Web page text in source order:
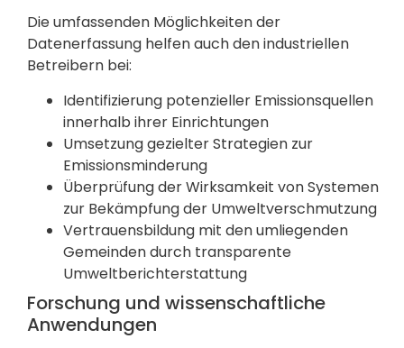
Die umfassenden Möglichkeiten der
Datenerfassung helfen auch den industriellen
Betreibern bei:
Identifizierung potenzieller Emissionsquellen
innerhalb ihrer Einrichtungen
Umsetzung gezielter Strategien zur
Emissionsminderung
Überprüfung der Wirksamkeit von Systemen
zur Bekämpfung der Umweltverschmutzung
Vertrauensbildung mit den umliegenden
Gemeinden durch transparente
Umweltberichterstattung
Forschung und wissenschaftliche
Anwendungen